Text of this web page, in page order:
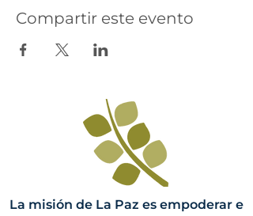
Compartir este evento
La misión de La Paz es empoderar e